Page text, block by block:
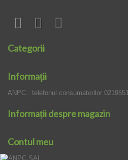
Categorii
Informaţii
ANPC : telefonul consumatorilor 0219551
Informații despre magazin
Contul meu